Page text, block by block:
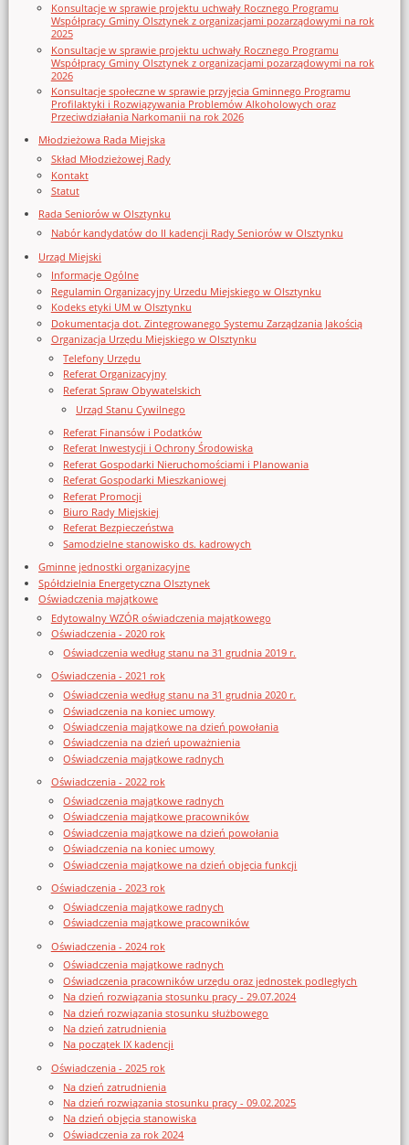
Konsultacje w sprawie projektu uchwały Rocznego Programu
Współpracy Gminy Olsztynek z organizacjami pozarządowymi na rok
2025
Konsultacje w sprawie projektu uchwały Rocznego Programu
Współpracy Gminy Olsztynek z organizacjami pozarządowymi na rok
2026
Konsultacje społeczne w sprawie przyjęcia Gminnego Programu
Profilaktyki i Rozwiązywania Problemów Alkoholowych oraz
Przeciwdziałania Narkomanii na rok 2026
Młodzieżowa Rada Miejska
Skład Młodzieżowej Rady
Kontakt
Statut
Rada Seniorów w Olsztynku
Nabór kandydatów do II kadencji Rady Seniorów w Olsztynku
Urząd Miejski
Informacje Ogólne
Regulamin Organizacyjny Urzedu Miejskiego w Olsztynku
Kodeks etyki UM w Olsztynku
Dokumentacja dot. Zintegrowanego Systemu Zarządzania Jakością
Organizacja Urzędu Miejskiego w Olsztynku
Telefony Urzędu
Referat Organizacyjny
Referat Spraw Obywatelskich
Urząd Stanu Cywilnego
Referat Finansów i Podatków
Referat Inwestycji i Ochrony Środowiska
Referat Gospodarki Nieruchomościami i Planowania
Referat Gospodarki Mieszkaniowej
Referat Promocji
Biuro Rady Miejskiej
Referat Bezpieczeństwa
Samodzielne stanowisko ds. kadrowych
Gminne jednostki organizacyjne
Spółdzielnia Energetyczna Olsztynek
Oświadczenia majątkowe
Edytowalny WZÓR oświadczenia majątkowego
Oświadczenia - 2020 rok
Oświadczenia według stanu na 31 grudnia 2019 r.
Oświadczenia - 2021 rok
Oświadczenia według stanu na 31 grudnia 2020 r.
Oświadczenia na koniec umowy
Oświadczenia majątkowe na dzień powołania
Oświadczenia na dzień upoważnienia
Oświadczenia majątkowe radnych
Oświadczenia - 2022 rok
Oświadczenia majątkowe radnych
Oświadczenia majątkowe pracowników
Oświadczenia majątkowe na dzień powołania
Oświadczenia na koniec umowy
Oświadczenia majątkowe na dzień objęcia funkcji
Oświadczenia - 2023 rok
Oświadczenia majątkowe radnych
Oświadczenia majątkowe pracowników
Oświadczenia - 2024 rok
Oświadczenia majątkowe radnych
Oświadczenia pracowników urzędu oraz jednostek podległych
Na dzień rozwiązania stosunku pracy - 29.07.2024
Na dzień rozwiązania stosunku służbowego
Na dzień zatrudnienia
Na początek IX kadencji
Oświadczenia - 2025 rok
Na dzień zatrudnienia
Na dzień rozwiązania stosunku pracy - 09.02.2025
Na dzień objęcia stanowiska
Oświadczenia za rok 2024